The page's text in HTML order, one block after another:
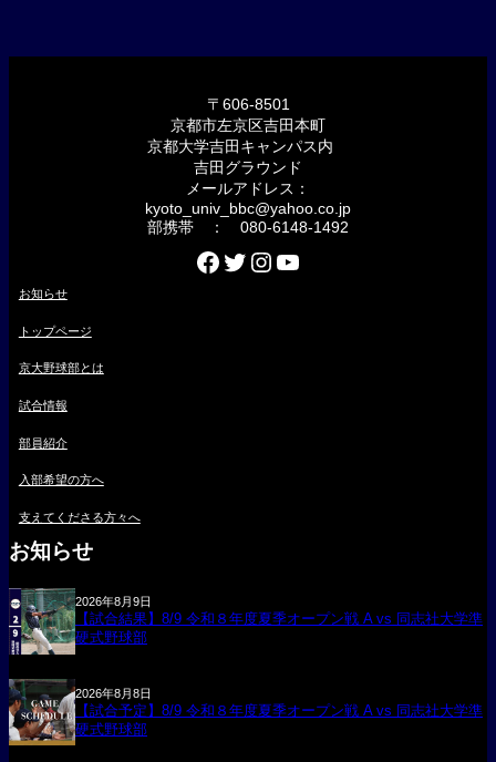
〒606-8501
京都市左京区吉田本町
京都大学吉田キャンパス内
吉田グラウンド
メールアドレス：
kyoto_univ_bbc@yahoo.co.jp
部携帯 ： 080-6148-1492
Facebook Twitter Instagram YouTube
お知らせ
トップページ
京大野球部とは
試合情報
部員紹介
入部希望の方へ
支えてくださる方々へ
お知らせ
2026年8月9日
【試合結果】8/9 令和８年度夏季オープン戦 A vs 同志社大学準
硬式野球部
2026年8月8日
【試合予定】8/9 令和８年度夏季オープン戦 A vs 同志社大学準
硬式野球部